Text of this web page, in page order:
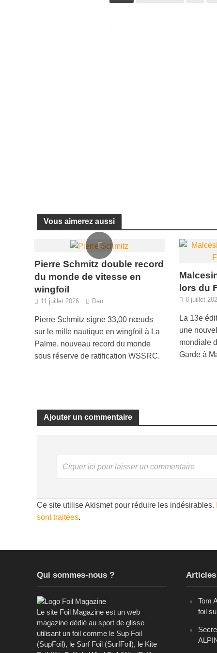
Vous aimerez aussi
Pierre Schmitz double record
du monde de vitesse en
wingfoil
11 juillet 2026 Dan
Pierre Schmitz signe 33,00 nœuds
sur le mille nautique en wingfoil à La
Palme, nouveau record du monde
sous réserve de ratification WSSRC.
lors du
8 juillet
La 13e
une
mondiale
Garde à
Ajouter un commentaire
Ciquer ici pour laisser un commentaire
Ce site utilise Akismet pour réduire les indésirables.
sont traitées.
Qui sommes-nous ?
Le site Foil Magazine est un web
magazine dédié au sport de glisse
utilisant un foil comme le Sup Foil
(SupFoil), le Surf Foil (SurfFoil), le Kite
Tom
foil